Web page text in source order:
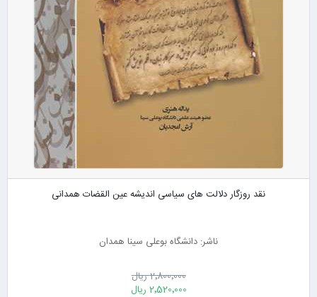
نقد روزگار دلالت های سیاسی اندیشه عین القضات همدانی
ناشر: دانشگاه بوعلی سینا همدان
2٬800٬000 ریال
2٬520٬000 ریال